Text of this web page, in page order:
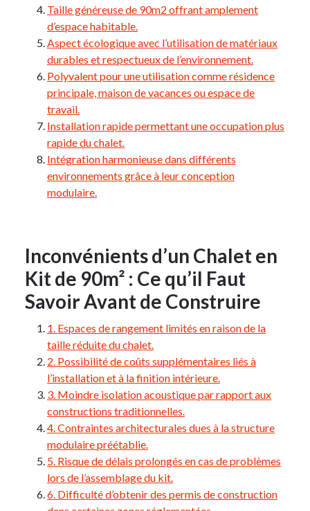
Taille généreuse de 90m2 offrant amplement
d’espace habitable.
Aspect écologique avec l’utilisation de matériaux
durables et respectueux de l’environnement.
Polyvalent pour une utilisation comme résidence
principale, maison de vacances ou espace de
travail.
Installation rapide permettant une occupation plus
rapide du chalet.
Intégration harmonieuse dans différents
environnements grâce à leur conception
modulaire.
Inconvénients d’un Chalet en
Kit de 90m² : Ce qu’il Faut
Savoir Avant de Construire
1. Espaces de rangement limités en raison de la
taille réduite du chalet.
2. Possibilité de coûts supplémentaires liés à
l’installation et à la finition intérieure.
3. Moindre isolation acoustique par rapport aux
constructions traditionnelles.
4. Contraintes architecturales dues à la structure
modulaire préétablie.
5. Risque de délais prolongés en cas de problèmes
lors de l’assemblage du kit.
6. Difficulté d’obtenir des permis de construction